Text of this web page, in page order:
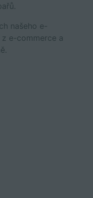
našeho e-
e-commerce a